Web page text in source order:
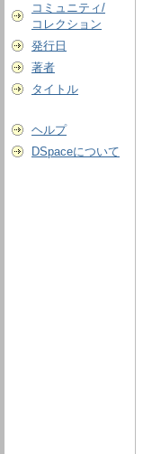
コミュニティ/
コレクション
発行日
著者
タイトル
ヘルプ
DSpaceについて